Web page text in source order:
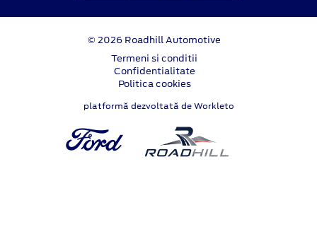
© 2026 Roadhill Automotive
Termeni si conditii
Confidentialitate
Politica cookies
platformă dezvoltată de Workleto